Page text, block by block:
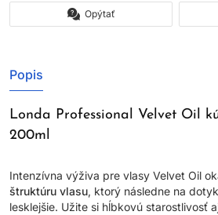
Opýtať
Popis
Londa Professional Velvet Oil
200ml
Intenzívna výživa pre vlasy Velvet Oil
štruktúru vlasu, ktorý následne na
lesklejšie. Užite si hĺbkovú starostlivosť